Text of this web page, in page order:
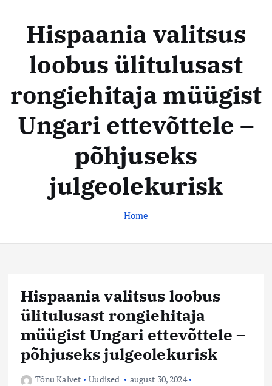
s
t
e
k
e
s
k
u
s
Hispaania valitsus
loobus ülitulusast
rongiehitaja müügist
Ungari ettevõttele –
põhjuseks
julgeolekurisk
Home
Hispaania valitsus loobus
ülitulusast rongiehitaja
müügist Ungari ettevõttele –
põhjuseks julgeolekurisk
Tõnu Kalvet Uudised
august 30, 2024